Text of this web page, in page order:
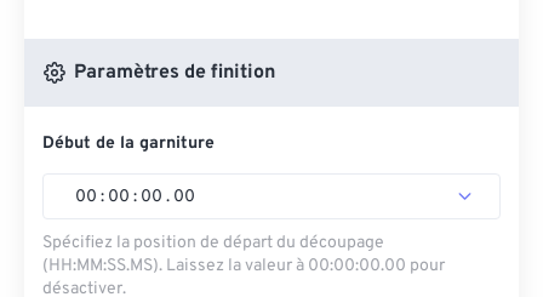
Paramètres de finition
Début de la garniture
00 : 00 : 00 . 00
Spécifiez la position de départ du découpage
(HH:MM:SS.MS). Laissez la valeur à 00:00:00.00 pour
désactiver.